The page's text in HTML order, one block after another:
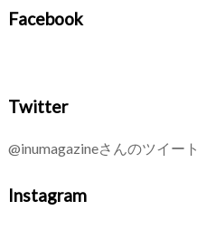
Facebook
Twitter
@inumagazineさんのツイート
Instagram